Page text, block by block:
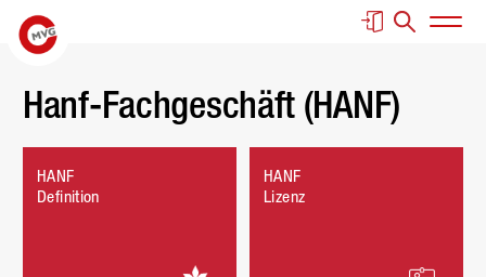
Springe zur Navigation
Springe zur Suche
Springe zum Inhalt
Springe zum Fußbereich
Hanf-Fachgeschäft (HANF)
HANF
Definition
HANF
Lizenz